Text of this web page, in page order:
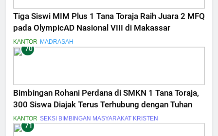
Tiga Siswi MIM Plus 1 Tana Toraja Raih Juara 2 MFQ
pada OlympicAD Nasional VIII di Makassar
KANTOR MADRASAH
70
Bimbingan Rohani Perdana di SMKN 1 Tana Toraja,
300 Siswa Diajak Terus Terhubung dengan Tuhan
KANTOR SEKSI BIMBINGAN MASYARAKAT KRISTEN
71